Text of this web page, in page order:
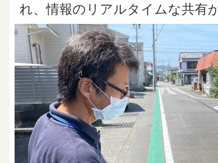
れ、情報のリアルタイムな共有